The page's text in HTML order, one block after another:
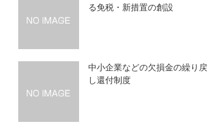
る免税・新措置の創設
中小企業などの欠損金の繰り戻
し還付制度